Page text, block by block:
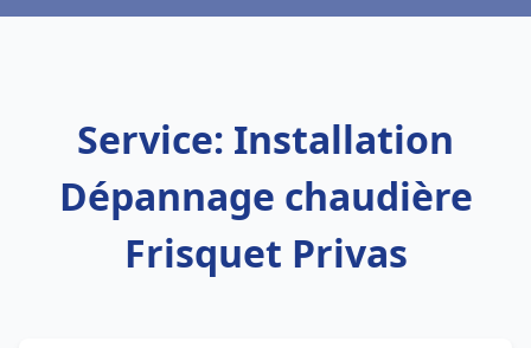
Service: Installation
Dépannage chaudière
Frisquet Privas